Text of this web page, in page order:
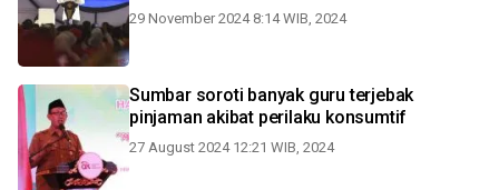
29 November 2024 8:14 WIB, 2024
Sumbar soroti banyak guru terjebak
pinjaman akibat perilaku konsumtif
27 August 2024 12:21 WIB, 2024